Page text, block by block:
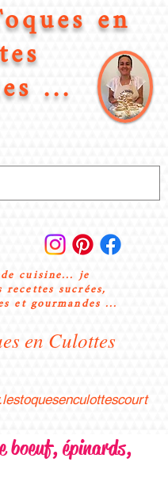
en
...
cuisine... je
recettes sucrées,
et gourmandes ...
en Culottes
boeuf, épinards,